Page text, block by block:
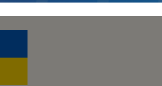
İş Konseyi